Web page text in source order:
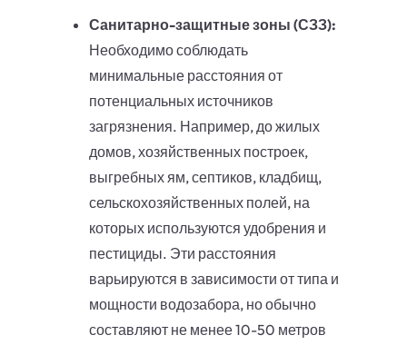
Санитарно-защитные зоны (СЗЗ):
Необходимо соблюдать
минимальные расстояния от
потенциальных источников
загрязнения. Например, до жилых
домов, хозяйственных построек,
выгребных ям, септиков, кладбищ,
сельскохозяйственных полей, на
которых используются удобрения и
пестициды. Эти расстояния
варьируются в зависимости от типа и
мощности водозабора, но обычно
составляют не менее 10-50 метров